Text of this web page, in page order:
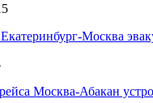
Москва
Москва-Абакан